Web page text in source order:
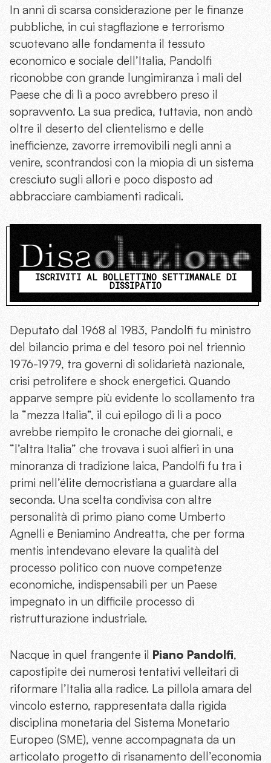
In anni di scarsa considerazione per le finanze
pubbliche, in cui stagflazione e terrorismo
scuotevano alle fondamenta il tessuto
economico e sociale dell’Italia, Pandolfi
riconobbe con grande lungimiranza i mali del
Paese che di lì a poco avrebbero preso il
sopravvento. La sua predica, tuttavia, non andò
oltre il deserto del clientelismo e delle
inefficienze, zavorre irremovibili negli anni a
venire, scontrandosi con la miopia di un sistema
cresciuto sugli allori e poco disposto ad
abbracciare cambiamenti radicali.
ISCRIVITI AL BOLLETTINO SETTIMANALE DI
DISSIPATIO
Deputato dal 1968 al 1983, Pandolfi fu ministro
del bilancio prima e del tesoro poi nel triennio
1976-1979, tra governi di solidarietà nazionale,
crisi petrolifere e shock energetici. Quando
apparve sempre più evidente lo scollamento tra
la “mezza Italia”, il cui epilogo di lì a poco
avrebbe riempito le cronache dei giornali, e
“l’altra Italia” che trovava i suoi alfieri in una
minoranza di tradizione laica, Pandolfi fu tra i
primi nell’élite democristiana a guardare alla
seconda. Una scelta condivisa con altre
personalità di primo piano come Umberto
Agnelli e Beniamino Andreatta, che per forma
mentis intendevano elevare la qualità del
processo politico con nuove competenze
economiche, indispensabili per un Paese
impegnato in un difficile processo di
ristrutturazione industriale.
Nacque in quel frangente il Piano Pandolfi,
capostipite dei numerosi tentativi velleitari di
riformare l’Italia alla radice. La pillola amara del
vincolo esterno, rappresentata dalla rigida
disciplina monetaria del Sistema Monetario
Europeo (SME), venne accompagnata da un
articolato progetto di risanamento dell’economia